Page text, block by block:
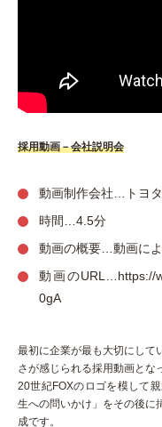
採用動画－会社説明会
動画制作会社…トヨ
時間…4.5分
動画の概要…動画に
動画のURL…https://
0gA
最初に企業が最も大切にして
さが感じられる採用動画とな
20世紀FOXのロゴを模して
生への問いかけ」をその後に
成です。